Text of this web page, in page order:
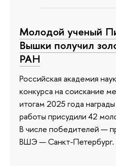
Молодой ученый
Вышки получил
РАН
Российская академия
конкурса на соискание
итогам 2025 года
работы присудили 42
В числе победителей —
ВШЭ — Санкт-Петербург.